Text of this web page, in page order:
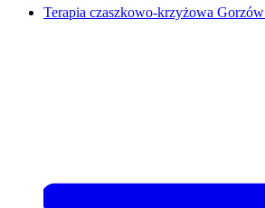
Terapia czaszkowo-krzyżowa